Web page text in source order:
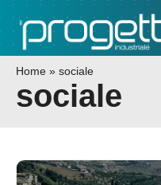
Home » sociale
sociale